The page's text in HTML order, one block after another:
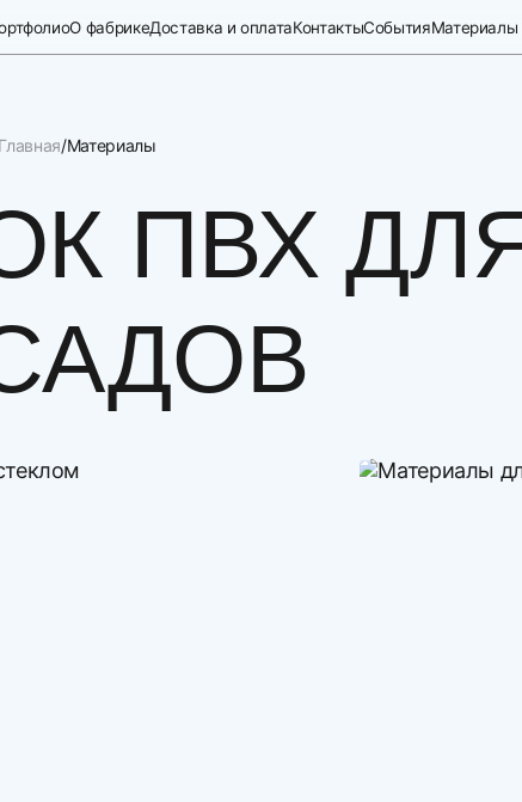
О фабрикеДоставка и оплатаКонтактыСобытияМатериалы
Главная Материалы
ПВХ